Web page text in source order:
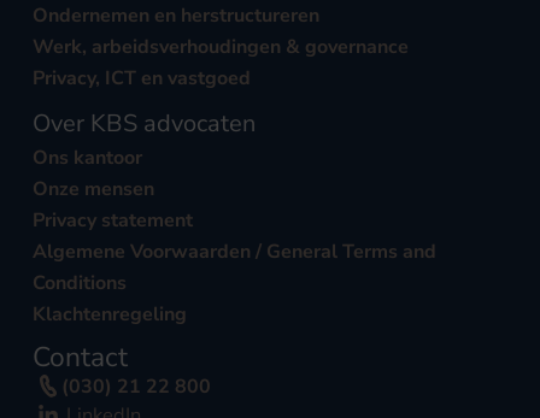
Ondernemen en herstructureren
Werk, arbeidsverhoudingen & governance
Privacy, ICT en vastgoed
Over KBS advocaten
Ons kantoor
Onze mensen
Privacy statement
Algemene Voorwaarden / General Terms and
Conditions
Klachtenregeling
Contact
(030) 21 22 800